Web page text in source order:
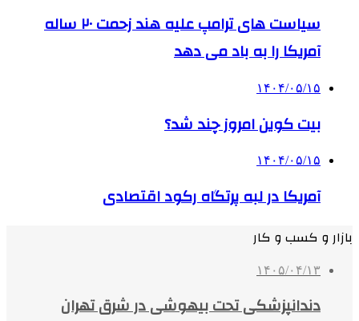
سیاست های ترامپ علیه هند زحمت ۲۰ ساله
آمریکا را به باد می دهد
۱۴۰۴/۰۵/۱۵
بیت کوین امروز چند شد؟
۱۴۰۴/۰۵/۱۵
آمریکا در لبه پرتگاه رکود اقتصادی
بازار و کسب و کار
۱۴۰۵/۰۴/۱۳
دندانپزشکی تحت بیهوشی در شرق تهران